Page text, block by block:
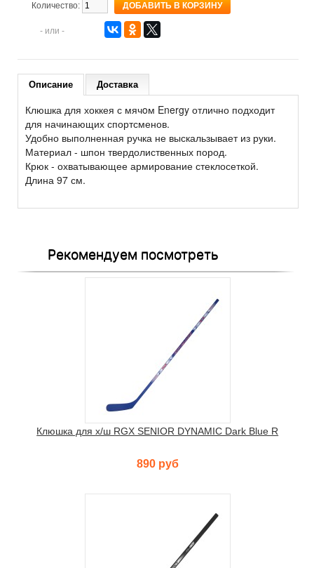
Количество:
- или -
Описание Доставка
Клюшка для хоккея с мячoм Energy отлично подходит
для начинающих спортсменов.
Удобно выполненная ручка не выскальзывает из руки.
Материал - шпон твердолиственных пород.
Крюк - охватывающее армирование стеклосеткой.
Длина 97 см.
Рекомендуем посмотреть
Клюшка для х/ш RGX SENIOR DYNAMIC Dark Blue R
890 руб